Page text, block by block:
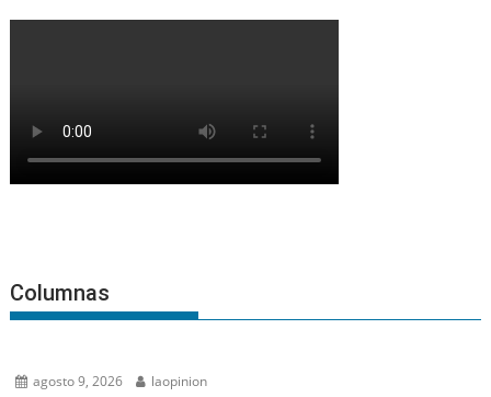
Columnas
agosto 9, 2026 laopinion